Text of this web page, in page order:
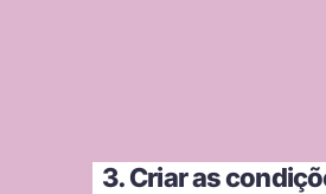
3. Criar as